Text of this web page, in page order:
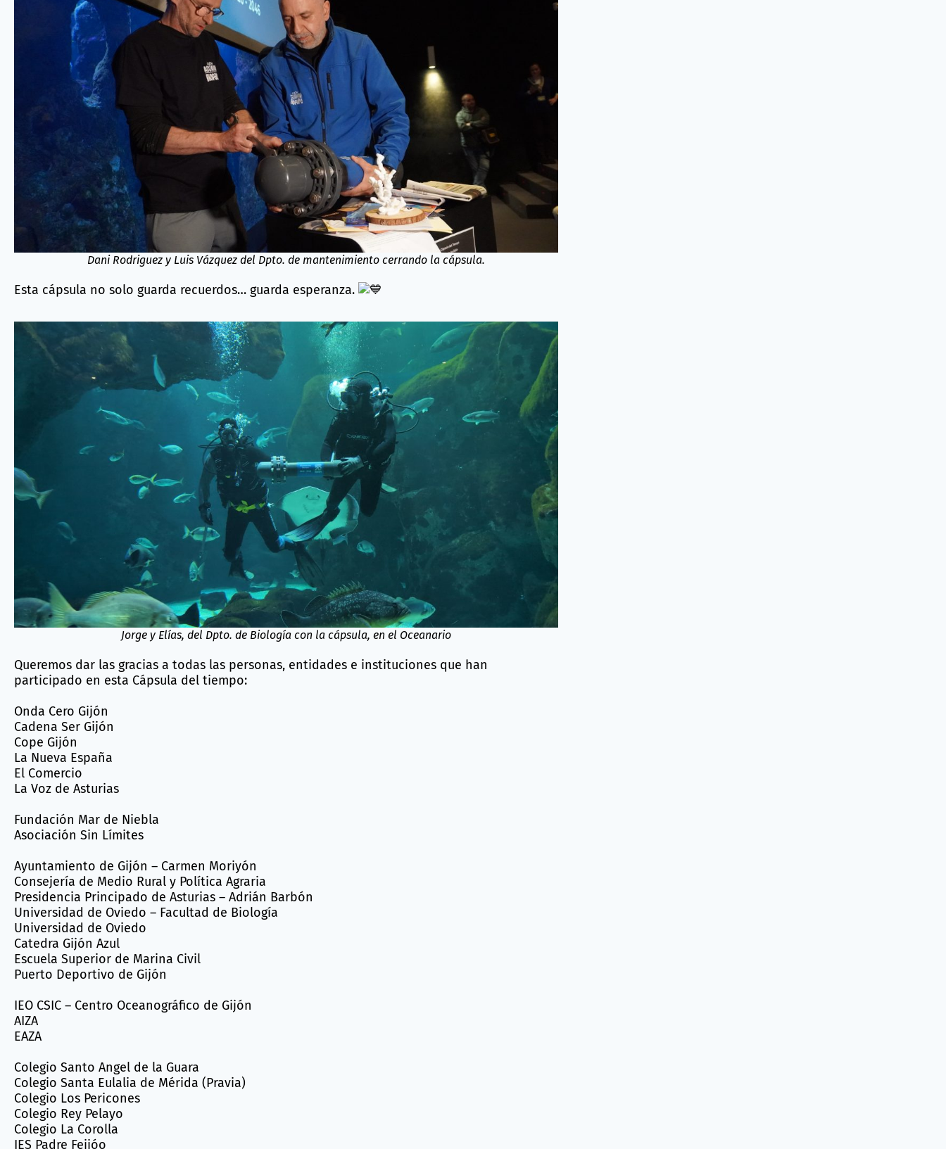
Dani Rodriguez y Luis Vázquez del Dpto. de mantenimiento cerrando la cápsula.
Esta cápsula no solo guarda recuerdos… guarda esperanza.
Jorge y Elías, del Dpto. de Biología con la cápsula, en el Oceanario
Queremos dar las gracias a todas las personas, entidades e instituciones que han
participado en esta Cápsula del tiempo:
Onda Cero Gijón
Cadena Ser Gijón
Cope Gijón
La Nueva España
El Comercio
La Voz de Asturias
Fundación Mar de Niebla
Asociación Sin Límites
Ayuntamiento de Gijón – Carmen Moriyón
Consejería de Medio Rural y Política Agraria
Presidencia Principado de Asturias – Adrián Barbón
Universidad de Oviedo – Facultad de Biología
Universidad de Oviedo
Catedra Gijón Azul
Escuela Superior de Marina Civil
Puerto Deportivo de Gijón
IEO CSIC – Centro Oceanográfico de Gijón
AIZA
EAZA
Colegio Santo Angel de la Guara
Colegio Santa Eulalia de Mérida (Pravia)
Colegio Los Pericones
Colegio Rey Pelayo
Colegio La Corolla
IES Padre Feijóo